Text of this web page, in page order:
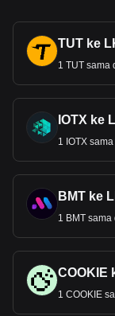
TUT ke
1 TUT sama
IOTX ke
1 IOTX
BMT ke
1 BMT
COOKIE
1 COOKIE